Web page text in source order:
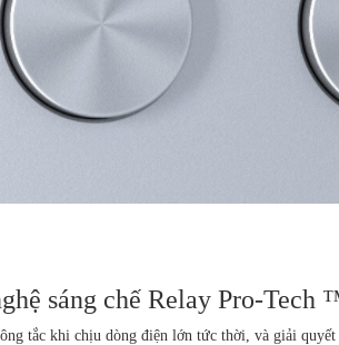
sáng chế Relay Pro-Tech
tắc khi chịu dòng điện lớn tức thời, và giải quyết